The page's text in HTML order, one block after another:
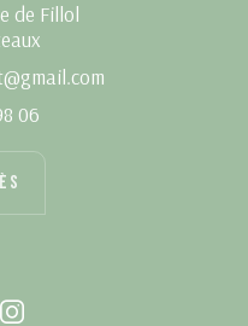
de Fillol
06